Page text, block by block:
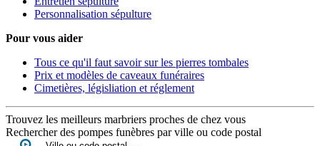
Personnalisation sépulture
Pour vous aider
Tous ce qu'il faut savoir sur les pierres tombales
Prix et modèles de caveaux funéraires
Cimetières, législiation et réglement
Trouvez les meilleurs marbriers proches de chez vous
Rechercher des pompes funèbres par ville ou code postal